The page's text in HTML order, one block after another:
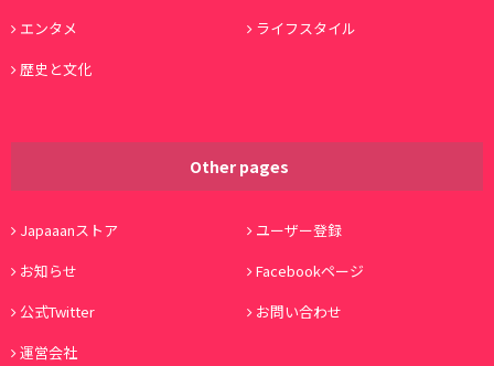
エンタメ
ライフスタイル
歴史と文化
Other pages
Japaaanストア
ユーザー登録
お知らせ
Facebookページ
公式Twitter
お問い合わせ
運営会社